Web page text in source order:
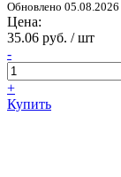
Обновлено 05.08.2026
Цена:
35.06 руб. / шт
-
+
Купить